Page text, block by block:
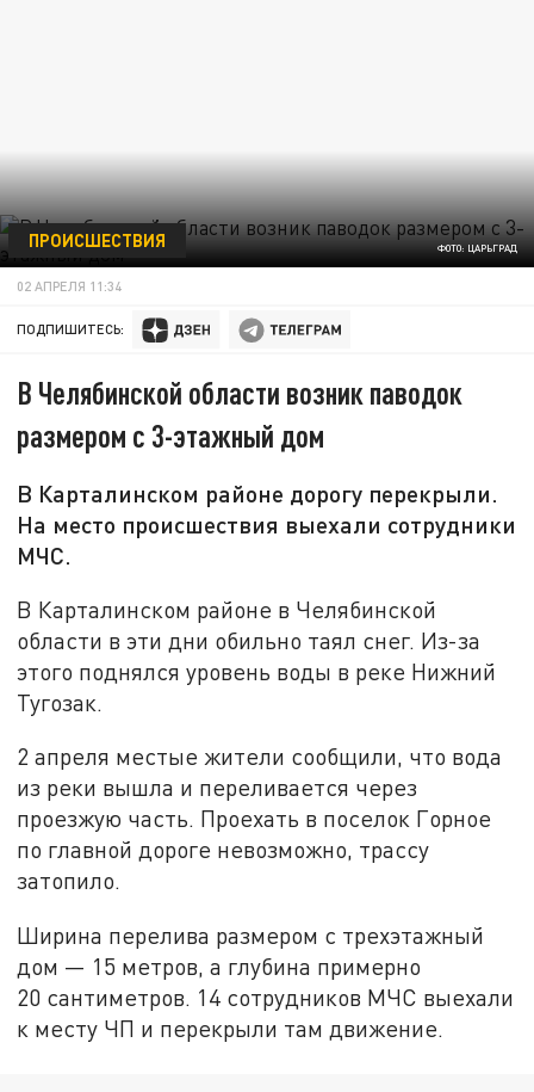
ФОТО: ЦАРЬГРАД
ПРОИСШЕСТВИЯ
02 АПРЕЛЯ 11:34
ПОДПИШИТЕСЬ:
В Челябинской области возник паводок
размером с 3-этажный дом
В Карталинском районе дорогу перекрыли.
На место происшествия выехали сотрудники
МЧС.
В Карталинском районе в Челябинской
области в эти дни обильно таял снег. Из-за
этого поднялся уровень воды в реке Нижний
Тугозак.
2 апреля местые жители сообщили, что вода
из реки вышла и переливается через
проезжую часть. Проехать в поселок Горное
по главной дороге невозможно, трассу
затопило.
Ширина перелива размером с трехэтажный
дом — 15 метров, а глубина примерно
20 сантиметров. 14 сотрудников МЧС выехали
к месту ЧП и перекрыли там движение.